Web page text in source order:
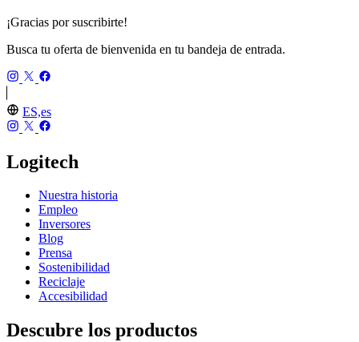
¡Gracias por suscribirte!
Busca tu oferta de bienvenida en tu bandeja de entrada.
ES,es
Logitech
Nuestra historia
Empleo
Inversores
Blog
Prensa
Sostenibilidad
Reciclaje
Accesibilidad
Descubre los productos